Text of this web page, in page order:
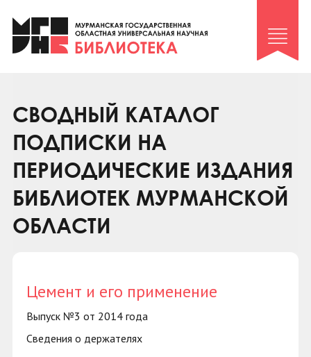
Клуб «Гиря и сельдерей»
Клуб «Семейный архив»
Коллегам
Контакты
СВОДНЫЙ КАТАЛОГ
ПОДПИСКИ НА
ПЕРИОДИЧЕСКИЕ ИЗДАНИЯ
БИБЛИОТЕК МУРМАНСКОЙ
ОБЛАСТИ
Цемент и его применение
Выпуск №3 от 2014 года
Сведения о держателях